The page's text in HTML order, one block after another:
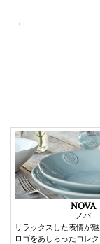
工場の素材をリサ
創業当時から続け
大学との共同開発
チャレンジする姿
優れたデザインと
テル・レストラン
温かみのあるポル
NOVA
ｰノバｰ
リラックスした表情が
ロゴをあしらったコレ